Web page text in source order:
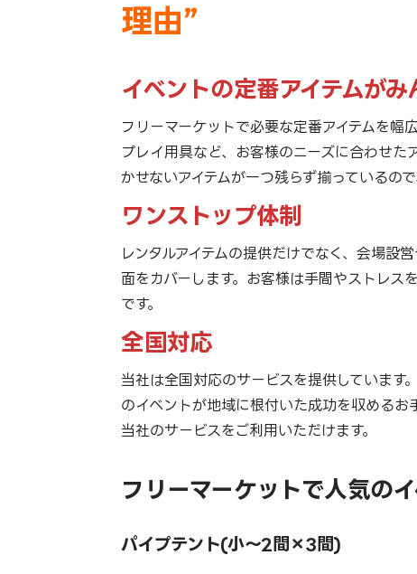
理由”
イベントの定番アイテムがみ
フリーマーケットで必要な定番アイテムを幅
プレイ用具など、お客様のニーズに合わせた
かせないアイテムが一つ残らず揃っているの
ワンストップ体制
レンタルアイテムの提供だけでなく、会場設
面をカバーします。お客様は手間やストレス
です。
全国対応
当社は全国対応のサービスを提供しています
のイベントが地域に根付いた成功を収めるお
当社のサービスをご利用いただけます。
フリーマーケットで人気の
パイプテント(小～2間×3間)